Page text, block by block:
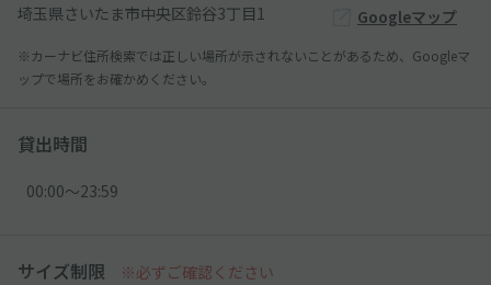
埼玉県さいたま市中央区鈴谷3丁目1 Googleマップ
※カーナビ住所検索では正しい場所が示されないことがあるため、Googleマ
ップで場所をお確かめください。
貸出時間
00:00〜23:59
サイズ制限 ※必ずご確認ください